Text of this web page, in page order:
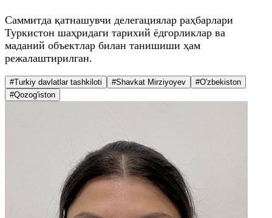
Саммитда қатнашувчи делегациялар раҳбарлари
Туркистон шаҳридаги тарихий ёдгорликлар ва
маданий объектлар билан танишиши ҳам
режалаштирилган.
#Turkiy davlatlar tashkiloti #Shavkat Mirziyoyev
#O'zbekiston
#Qozog'iston